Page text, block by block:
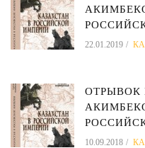
22.01.2019
ОТРЫВОК
10.09.2018